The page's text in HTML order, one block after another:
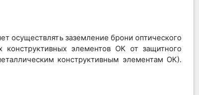
осуществлять заземление брони оптического
конструктивных элементов ОК от защитного
конструктивным элементам ОК).